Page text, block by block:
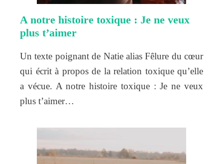
A notre histoire toxique : Je ne veux
plus t’aimer
Un texte poignant de Natie alias Fêlure du cœur
qui écrit à propos de la relation toxique qu’elle
a vécue. A notre histoire toxique : Je ne veux
plus t’aimer…